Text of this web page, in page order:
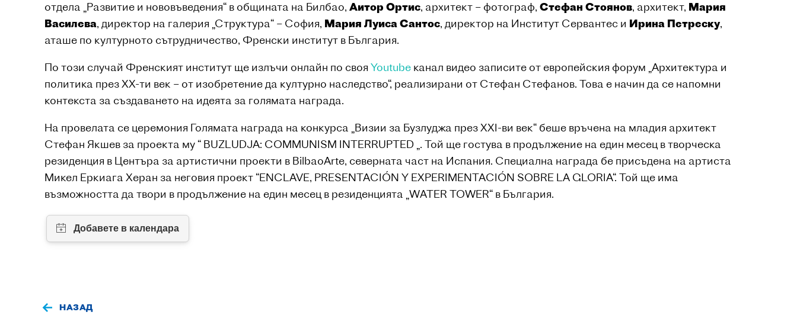
отдела „Развитие и нововъведения“ в общината на Билбао, Аитор Ортис, архитект – фотограф, Стефан Стоянов, архитект, Мария
Василева, директор на галерия „Структура“ – София, Мария Луиса Сантос, директор на Институт Сервантес и Ирина Петреску,
аташе по културното сътрудничество, Френски институт в България.
По този случай Френският институт ще излъчи онлайн по своя Youtube канал видео записите от европейския форум „Архитектура и
политика през XX-ти век – от изобретение да културно наследство“, реализирани от Стефан Стефанов. Това е начин да се напомни
контекста за създаването на идеята за голямата награда.
На провелата се церемония Голямата награда на конкурса „Визии за Бузлуджа през XXI-ви век“ беше връчена на младия архитект
Стефан Якшев за проекта му “ BUZLUDJA: COMMUNISM INTERRUPTED „. Той ще гостува в продължение на един месец в творческа
резиденция в Центъра за артистични проекти в BilbaoArte, северната част на Испания. Специална награда бе присъдена на артиста
Микел Еркиага Херан за неговия проект “ENCLAVE, PRESENTACIÓN Y EXPERIMENTACIÓN SOBRE LA GLORIA“. Той ще има
възможността да твори в продължение на един месец в резиденцията „WATER TOWER“ в България.
НАЗАД